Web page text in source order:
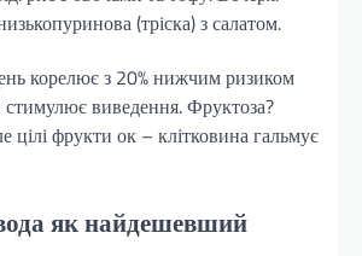
(тріска) з салатом.
корелює з 20% нижчим ризиком
виведення. Фруктоза?
цілі фрукти ок – клітковина гальмує
як найдешевший